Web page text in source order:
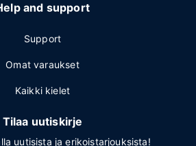
and support
Support
Omat varaukset
Kaikki kielet
Tilaa uutiskirje
uutisista ja erikoistarjouksista!